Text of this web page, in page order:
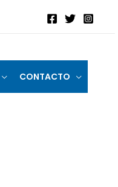
CONTACTO